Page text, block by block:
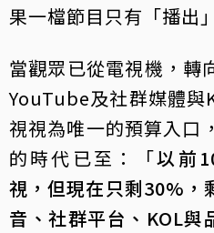
果一檔節目只有「播出
當觀眾已從電視機，
YouTube及社群媒體與
視視為唯一的預算入口
的時代已至：「以前
視，但現在只剩30%，
音、社群平台、KOL與